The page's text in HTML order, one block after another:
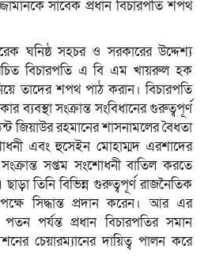
সাবেক প্রধান বিচারপতি শপথ
ঘনিষ্ঠ সহচর ও সরকারের উদ্দেশ্য
বিচারপতি এ বি এম খায়রুল হক
তাদের শপথ পাঠ করান। বিচারপতি
ব্যবস্থা সংক্রান্ত সংবিধানের গুরুত্বপূর্ণ
জিয়াউর রহমানের শাসনামলের বৈধতা
এবং হুসেইন মোহাম্মদ এরশাদের
সপ্তম সংশোধনী বাতিল করতে
তিনি বিভিন্ন গুরুত্বপূর্ণ রাজনৈতিক
সিদ্ধান্ত প্রদান করেন। আর এর
পর্যন্ত প্রধান বিচারপতির সমান
চেয়ারম্যানের দায়িত্ব পালন করে